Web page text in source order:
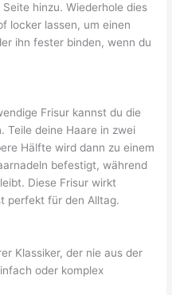
hinzu. Wiederhole dies
locker lassen, um einen
ihn fester binden, wenn du
Frisur kannst du die
Teile deine Haare in zwei
Hälfte wird dann zu einem
befestigt, während
Diese Frisur wirkt
perfekt für den Alltag.
Klassiker, der nie aus der
oder komplex